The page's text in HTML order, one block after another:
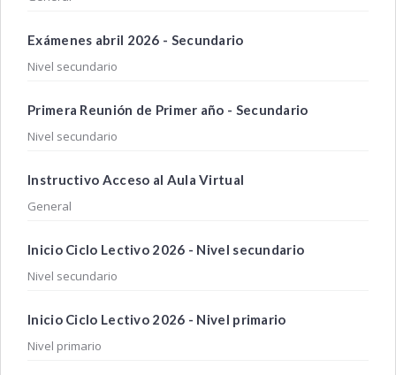
Exámenes abril 2026 - Secundario
Nivel secundario
Primera Reunión de Primer año - Secundario
Nivel secundario
Instructivo Acceso al Aula Virtual
General
Inicio Ciclo Lectivo 2026 - Nivel secundario
Nivel secundario
Inicio Ciclo Lectivo 2026 - Nivel primario
Nivel primario